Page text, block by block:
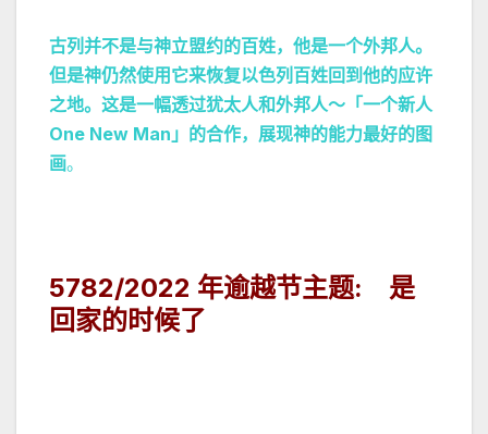
古列并不是与神立盟约的百姓，他是一个外邦人。
但是神仍然使用它来恢复以色列百姓回到他的应许
之地。这是一幅透过犹太人和外邦人～「一个新人
One New Man 」的合作，展现神的能力最好的图
画。
5782/2022 年逾越节主题: 是
回家的时候了